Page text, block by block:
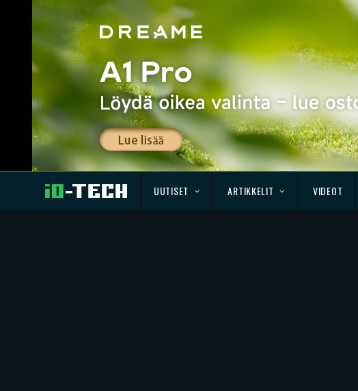
UUTISET ARTIKKELIT VIDEOT